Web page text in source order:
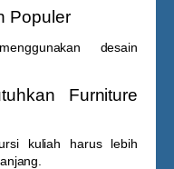
Populer
desain
Furniture
kuliah harus lebih